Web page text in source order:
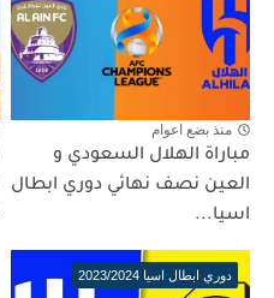
منذ بضع اعوام
مباراة الهلال السعودي و
العين نصف نهائي دوري ابطال
اسيا...
دوري ابطال اسيا 2023/2024